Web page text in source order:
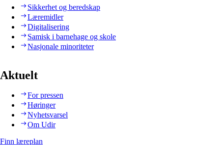
Sikkerhet og beredskap
Læremidler
Digitalisering
Samisk i barnehage og skole
Nasjonale minoriteter
Aktuelt
For pressen
Høringer
Nyhetsvarsel
Om Udir
Finn læreplan